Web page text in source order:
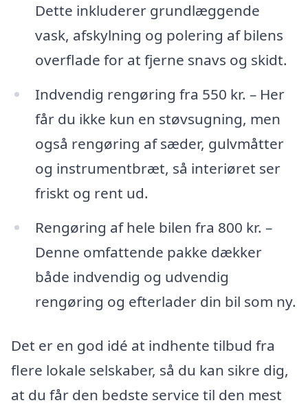
Dette inkluderer grundlæggende
vask, afskylning og polering af bilens
overflade for at fjerne snavs og skidt.
Indvendig rengøring fra 550 kr. – Her
får du ikke kun en støvsugning, men
også rengøring af sæder, gulvmåtter
og instrumentbræt, så interiøret ser
friskt og rent ud.
Rengøring af hele bilen fra 800 kr. –
Denne omfattende pakke dækker
både indvendig og udvendig
rengøring og efterlader din bil som ny.
Det er en god idé at indhente tilbud fra
flere lokale selskaber, så du kan sikre dig,
at du får den bedste service til den mest